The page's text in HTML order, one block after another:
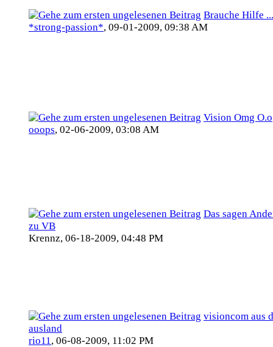
Brauche Hilfe ...
*strong-passion*, 09-01-2009, 09:38 AM
Vision Omg O.o
ooops, 02-06-2009, 03:08 AM
Das sagen
zu VB
Krennz, 06-18-2009, 04:48 PM
visioncom aus
ausland
rio11 , 06-08-2009, 11:02 PM